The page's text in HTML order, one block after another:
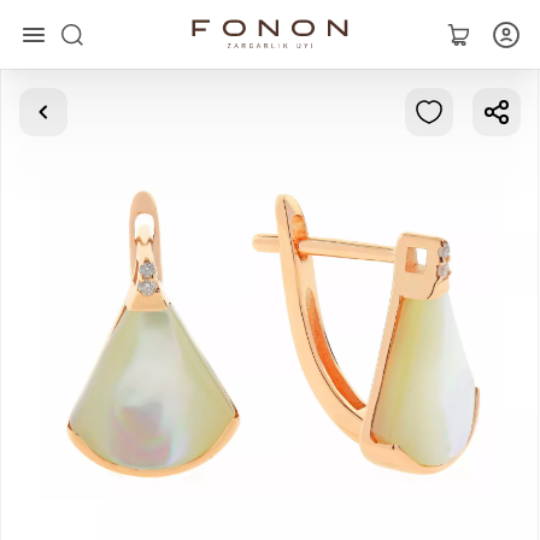
Asosiy
Bilaguzuklar
Kulonlar